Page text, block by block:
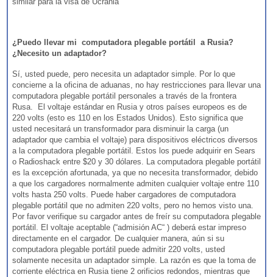
¿Puedo llevar mi computadora plegable portátil a Rusia?
¿Necesito un adaptador?
Sí, usted puede, pero necesita un adaptador simple. Por lo que
concierne a la oficina de aduanas, no hay restricciones para llevar una
computadora plegable portátil personales a través de la frontera
Rusa. El voltaje estándar en Rusia y otros países europeos es de
220 volts (esto es 110 en los Estados Unidos). Esto significa que
usted necesitará un transformador para disminuir la carga (un
adaptador que cambia el voltaje) para dispositivos eléctricos diversos
a la computadora plegable portátil. Estos los puede adquirir en Sears
o Radioshack entre $20 y 30 dólares. La computadora plegable portátil
es la excepción afortunada, ya que no necesita transformador, debido
a que los cargadores normalmente admiten cualquier voltaje entre 110
volts hasta 250 volts. Puede haber cargadores de computadora
plegable portátil que no admiten 220 volts, pero no hemos visto una.
Por favor verifique su cargador antes de freír su computadora plegable
portátil. El voltaje aceptable (“admisión AC“ ) deberá estar impreso
directamente en el cargador. De cualquier manera, aún si su
computadora plegable portátil puede admitir 220 volts, usted
solamente necesita un adaptador simple. La razón es que la toma de
corriente eléctrica en Rusia tiene 2 orificios redondos, mientras que